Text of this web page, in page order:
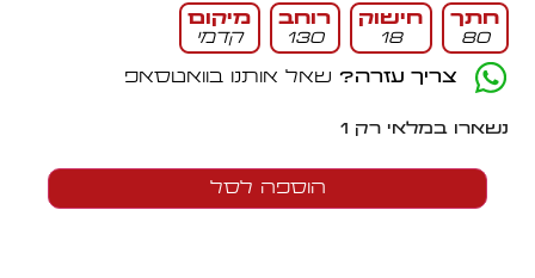
חתך
80
חישוק
18
רוחב
130
מיקום
קדמי
צריך עזרה? שאל אותנו בוואטסאפ
נשארו במלאי רק 1
הוספה לסל